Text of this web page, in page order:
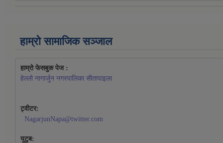
हाम्रो सामाजिक सञ्जाल
हाम्रो फेसबुक पेज :
हेल्लो नागार्जुन नगरपालिका सीतापाइला
ट्वीटर:
NagarjunNapa@twitter.com
युटुब: